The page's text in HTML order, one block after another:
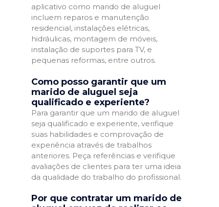
aplicativo como marido de aluguel
incluem reparos e manutenção
residencial, instalações elétricas,
hidráulicas, montagem de móveis,
instalação de suportes para TV, e
pequenas reformas, entre outros.
Como posso garantir que um
marido de aluguel seja
qualificado e experiente?
Para garantir que um marido de aluguel
seja qualificado e experiente, verifique
suas habilidades e comprovação de
experiência através de trabalhos
anteriores. Peça referências e verifique
avaliações de clientes para ter uma ideia
da qualidade do trabalho do profissional.
Por que contratar um marido de